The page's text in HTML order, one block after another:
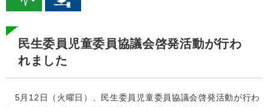
民生委員児童委員協議会啓発活動が行わ
れました
5月12日（火曜日）、民生委員児童委員協議会啓発活動が行わ